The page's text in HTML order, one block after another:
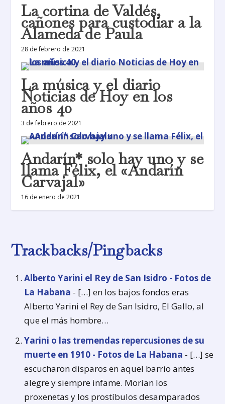
La cortina de Valdés,
cañones para custodiar a la
Alameda de Paula
28 de febrero de 2021
La música y el diario
Noticias de Hoy en los
años 40
3 de febrero de 2021
Andarín* solo hay uno y se
llama Félix, el «Andarín
Carvajal»
16 de enero de 2021
Trackbacks/Pingbacks
Alberto Yarini el Rey de San Isidro - Fotos de
La Habana - […] en los bajos fondos eras
Alberto Yarini el Rey de San Isidro, El Gallo, al
que el más hombre…
Yarini o las tremendas repercusiones de su
muerte en 1910 - Fotos de La Habana - […] se
escucharon disparos en aquel barrio antes
alegre y siempre infame. Morían los
proxenetas y los prostíbulos desamparados